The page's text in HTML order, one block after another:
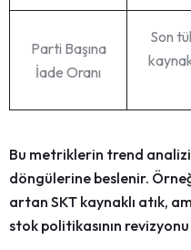
Parti Başına
İade Oranı
Son
Bu metriklerin trend
döngülerine beslenir.
artan SKT kaynaklı atık,
stok politikasının